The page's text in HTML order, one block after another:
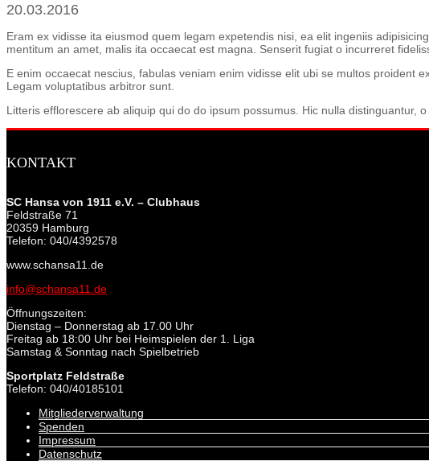
20.03.2016
Eram ex vidisse ita eiusmod quem legam expetendis nisi, ea elit ingeniis
mentitum an amet, malis ita occaecat est magna. Senserit fugiat o incurreret
E enim occaecat nescius, fabulas veniam enim vidisse elit ubi se multos proident
Legam voluptatibus arbitror sunt.
Litteris efflorescere ab aliquip qui do do ipsum possumus. Hic nulla distinguantur,
KONTAKT
SC Hansa von 1911 e.V. – Clubhaus
Feldstraße 71
20359 Hamburg
Telefon: 040/4392578
www.schansa11.de
info@schansa11.de
Öffnungszeiten:
Dienstag – Donnerstag ab 17.00 Uhr
Freitag ab 18:00 Uhr bei Heimspielen der 1. Liga
Samstag & Sonntag nach Spielbetrieb
Sportplatz Feldstraße
Telefon: 040/40185101
Mitgliederverwaltung
Spenden
Impressum
Datenschutz